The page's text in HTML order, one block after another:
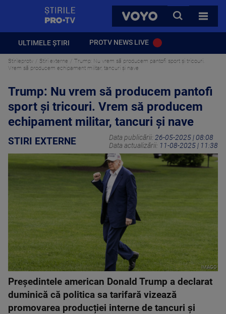
VOYO
CAUTA
TOATE
ULTIMELE ȘTIRI PROTV NEWS LIVE
Stirileprotv Stiri externe
Trump: Nu vrem să producem pantofi sport şi tricouri.
Vrem să producem echipament militar, tancuri și nave
Trump: Nu vrem să producem pantofi
sport şi tricouri. Vrem să producem
echipament militar, tancuri și nave
STIRI EXTERNE Data publicării: 26-05-2025 | 08:08
Data actualizării: 11-08-2025 | 11:38
IMAGO
Președintele american Donald Trump a declarat
duminică că politica sa tarifară vizează
promovarea producției interne de tancuri și